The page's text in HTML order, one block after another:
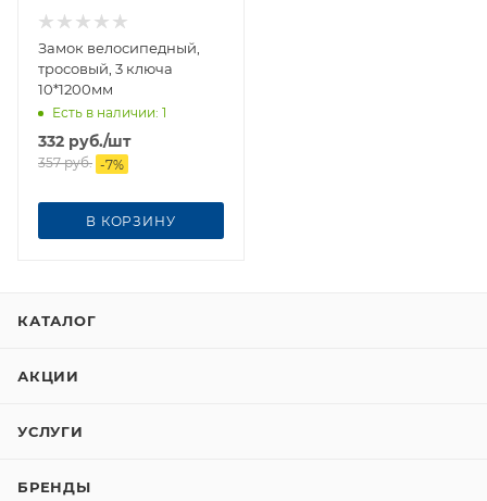
Замок велосипедный,
тросовый, 3 ключа
10*1200мм
Есть в наличии: 1
332 руб./шт
357руб. -7%
В КОРЗИНУ
КАТАЛОГ
АКЦИИ
УСЛУГИ
БРЕНДЫ